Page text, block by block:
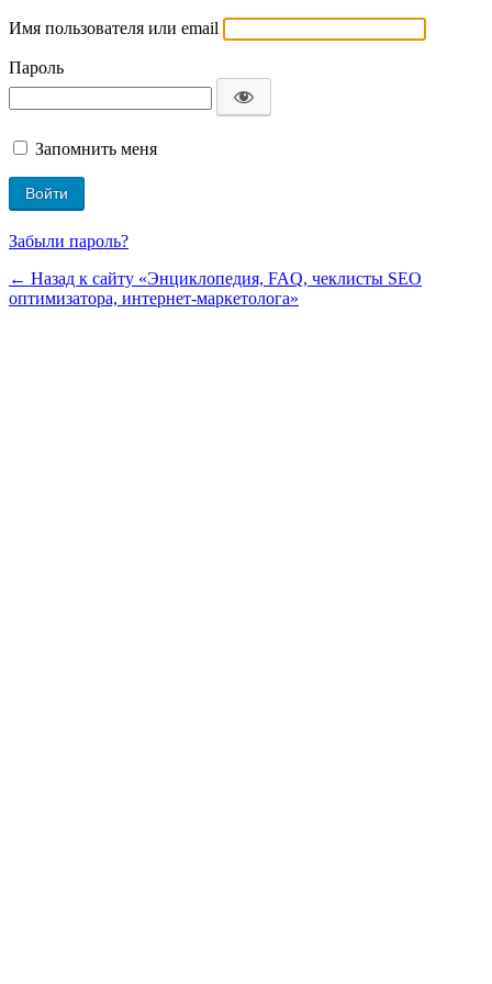
Имя пользователя или email
Пароль
Запомнить меня
Забыли пароль?
← Назад к сайту «Энциклопедия, FAQ, чеклисты SEO
оптимизатора, интернет-маркетолога»